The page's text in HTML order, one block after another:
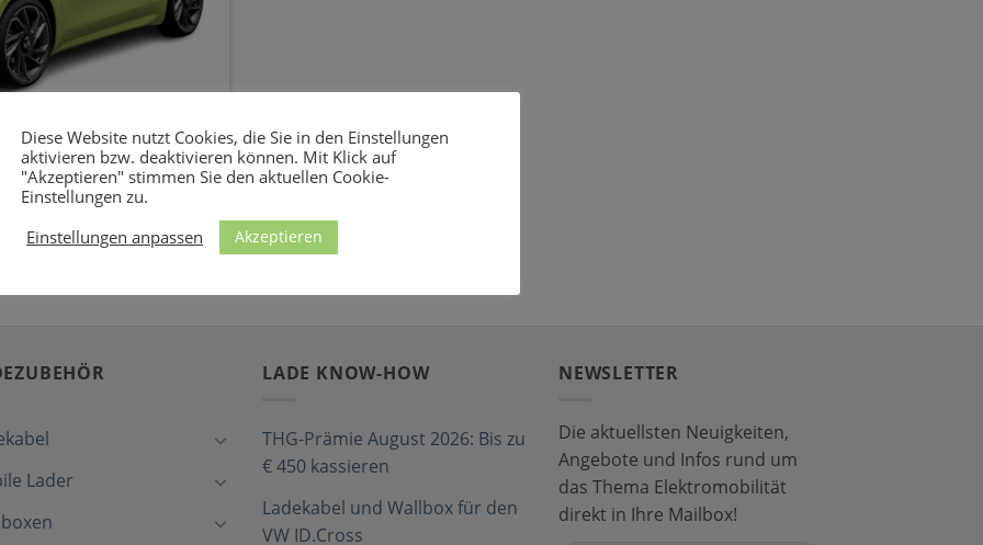
den Abarth 500e
privaten Wallbox oder
(AC) mit [...]
Lader
LADE KNOW-HOW
THG-Prämie August 2026: Bis zu
€ 450 kassieren
Ladekabel und Wallbox für den
VW ID.Cross
NEWSLETTER
Die aktuellsten Neuigkeiten,
Angebote und Infos rund um
das Thema Elektromobilität
direkt in Ihre Mailbox!
Diese Website nutzt Cookies, die Sie in den Einstellungen
aktivieren bzw. deaktivieren können. Mit Klick auf
"Akzeptieren" stimmen Sie den aktuellen Cookie-
Einstellungen zu.
Einstellungen anpassen
Akzeptieren